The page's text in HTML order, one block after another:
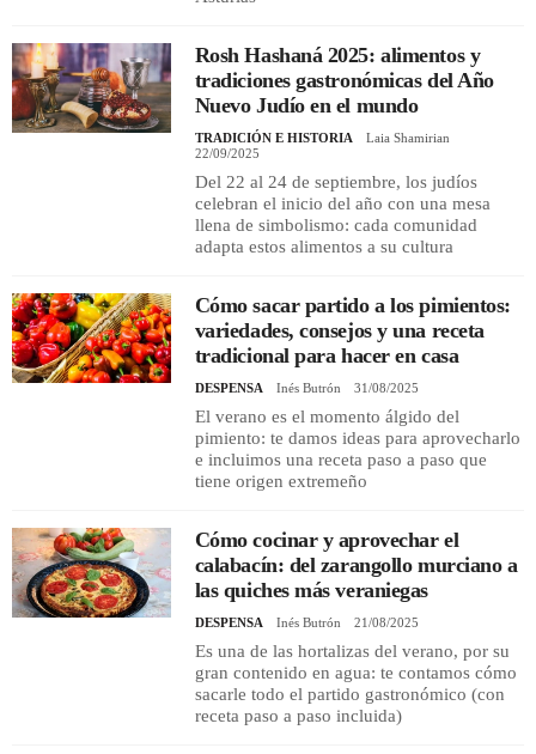
Rosh Hashaná 2025: alimentos y
tradiciones gastronómicas del Año
Nuevo Judío en el mundo
TRADICIÓN E HISTORIA
Laia Shamirian
22/09/2025
Del 22 al 24 de septiembre, los judíos
celebran el inicio del año con una mesa
llena de simbolismo: cada comunidad
adapta estos alimentos a su cultura
Cómo sacar partido a los pimientos:
variedades, consejos y una receta
tradicional para hacer en casa
DESPENSA Inés Butrón 31/08/2025
El verano es el momento álgido del
pimiento: te damos ideas para aprovecharlo
e incluimos una receta paso a paso que
tiene origen extremeño
Cómo cocinar y aprovechar el
calabacín: del zarangollo murciano a
las quiches más veraniegas
DESPENSA Inés Butrón 21/08/2025
Es una de las hortalizas del verano, por su
gran contenido en agua: te contamos cómo
sacarle todo el partido gastronómico (con
receta paso a paso incluida)